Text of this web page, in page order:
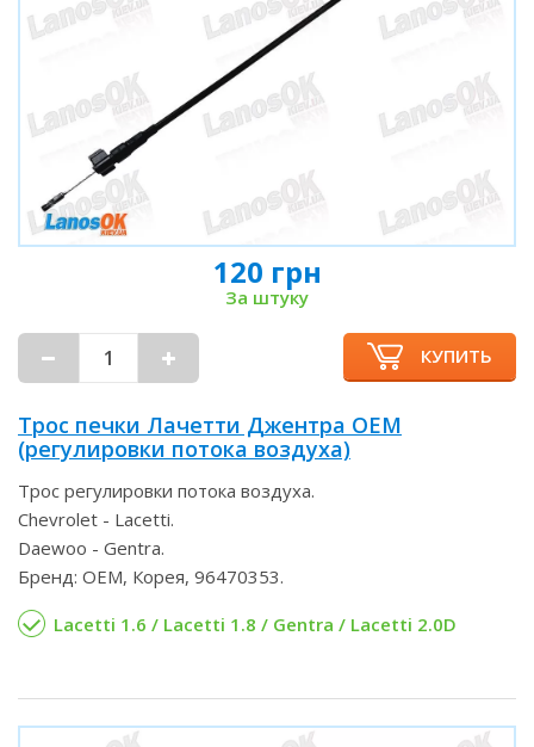
120 грн
За штуку
КУПИТЬ
Трос печки Лачетти Джентра OEM
(регулировки потока воздуха)
Трос регулировки потока воздуха.
Chevrolet - Lacetti.
Daewoo - Gentra.
Бренд: OEM, Корея, 96470353.
Lacetti 1.6 / Lacetti 1.8 / Gentra / Lacetti 2.0D